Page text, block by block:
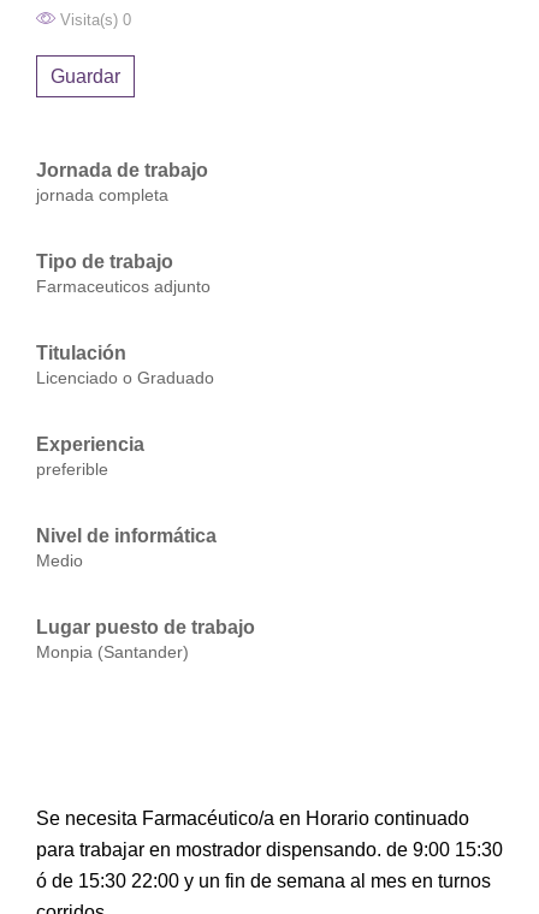
Visita(s) 0
Guardar
Jornada de trabajo
jornada completa
Tipo de trabajo
Farmaceuticos adjunto
Titulación
Licenciado o Graduado
Experiencia
preferible
Nivel de informática
Medio
Lugar puesto de trabajo
Monpia (Santander)
Se necesita Farmacéutico/a en Horario continuado
para trabajar en mostrador dispensando. de 9:00 15:30
ó de 15:30 22:00 y un fin de semana al mes en turnos